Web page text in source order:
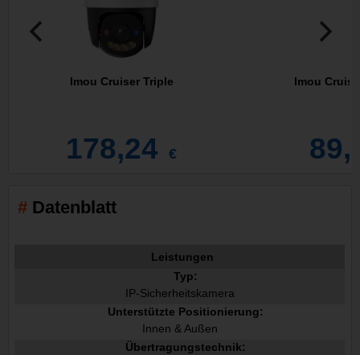
Imou Cruiser Triple
178,24 €
Imou
Datenblatt
Leistungen
Typ:
IP-Sicherheitskamera
Unterstützte Positionierung:
Innen & Außen
Übertragungstechnik: